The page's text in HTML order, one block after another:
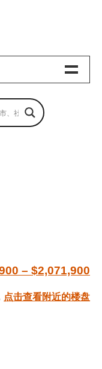
擎
– $2,071,900
点击查看附近的楼盘